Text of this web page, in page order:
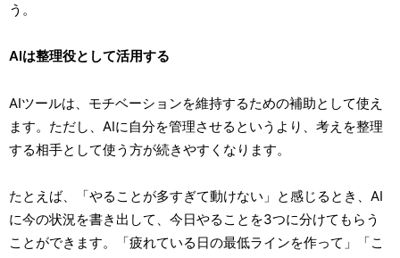
う。
AIは整理役として活用する
AIツールは、モチベーションを維持するための補助として使え
ます。ただし、AIに自分を管理させるというより、考えを整理
する相手として使う方が続きやすくなります。
たとえば、「やることが多すぎて動けない」と感じるとき、AI
に今の状況を書き出して、今日やることを3つに分けてもらう
ことができます。「疲れている日の最低ラインを作って」「こ